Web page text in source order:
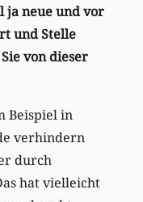
ja neue und vor
und Stelle
von dieser
Beispiel in
verhindern
durch
hat vielleicht